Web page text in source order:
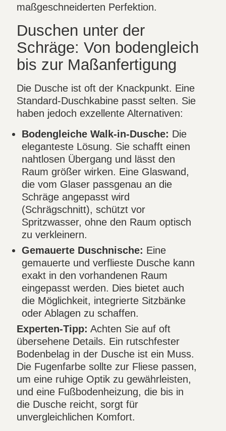
maßgeschneiderten Perfektion.
Duschen unter der
Schräge: Von bodengleich
bis zur Maßanfertigung
Die Dusche ist oft der Knackpunkt. Eine
Standard-Duschkabine passt selten. Sie
haben jedoch exzellente Alternativen:
Bodengleiche Walk-in-Dusche: Die
eleganteste Lösung. Sie schafft einen
nahtlosen Übergang und lässt den
Raum größer wirken. Eine Glaswand,
die vom Glaser passgenau an die
Schräge angepasst wird
(Schrägschnitt), schützt vor
Spritzwasser, ohne den Raum optisch
zu verkleinern.
Gemauerte Duschnische: Eine
gemauerte und verflieste Dusche kann
exakt in den vorhandenen Raum
eingepasst werden. Dies bietet auch
die Möglichkeit, integrierte Sitzbänke
oder Ablagen zu schaffen.
Experten-Tipp: Achten Sie auf oft
übersehene Details. Ein rutschfester
Bodenbelag in der Dusche ist ein Muss.
Die Fugenfarbe sollte zur Fliese passen,
um eine ruhige Optik zu gewährleisten,
und eine Fußbodenheizung, die bis in
die Dusche reicht, sorgt für
unvergleichlichen Komfort.